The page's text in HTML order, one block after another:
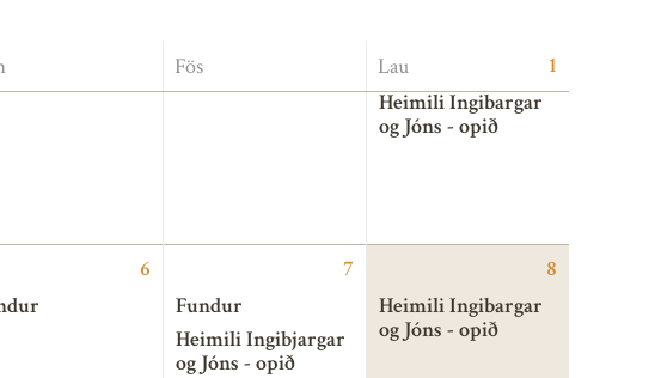
Fös Lau
1
Heimili Ingibargar
og Jóns - opið
6
7
Fundur
Heimili Ingibjargar
og Jóns - opið
8
Heimili Ingibargar
og Jóns - opið
US